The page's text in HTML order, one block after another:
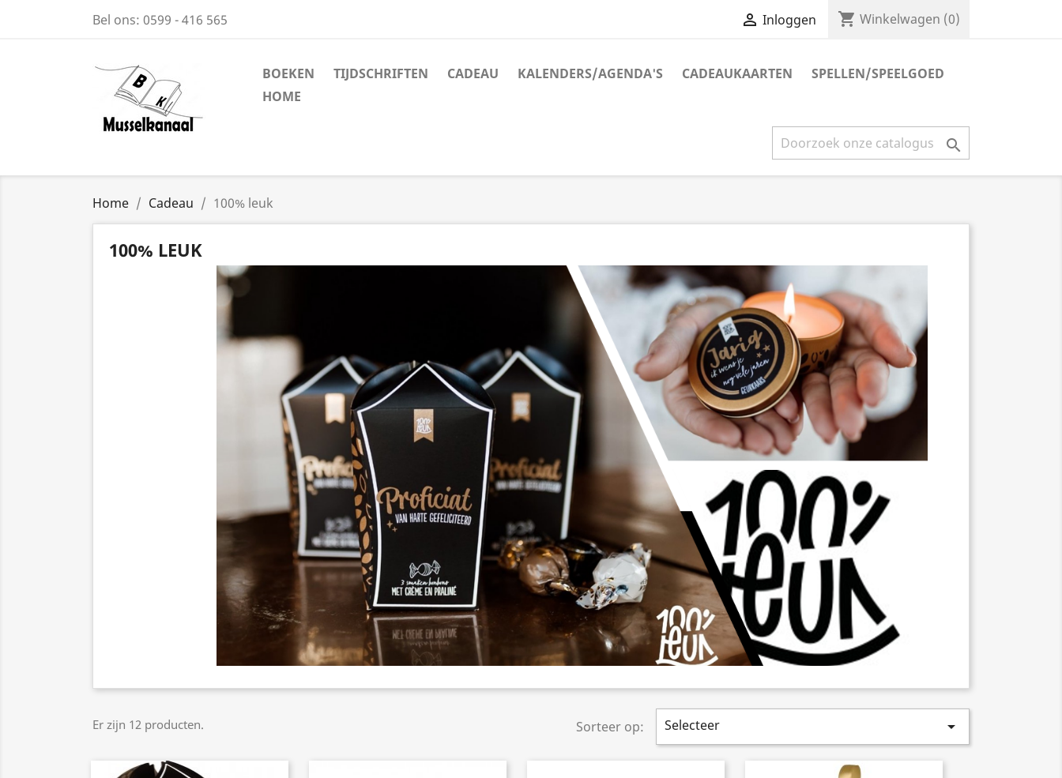
Bel ons: 0599 - 416 565  Inloggen shopping_cart Winkelwagen (0)
BOEKEN TIJDSCHRIFTEN CADEAU KALENDERS/AGENDA'S CADEAUKAARTEN
SPELLEN/SPEELGOED
HOME

Home Cadeau 100% leuk
100% LEUK
Er zijn 12 producten. Sorteer op: Selecteer 